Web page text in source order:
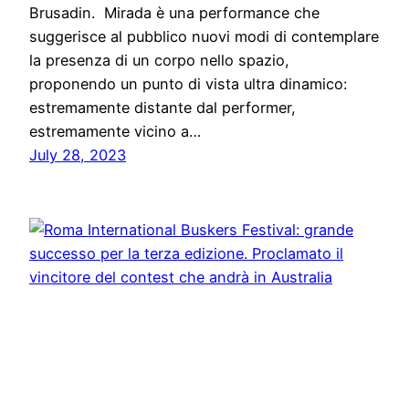
Brusadin. Mirada è una performance che
suggerisce al pubblico nuovi modi di contemplare
la presenza di un corpo nello spazio,
proponendo un punto di vista ultra dinamico:
estremamente distante dal performer,
estremamente vicino a…
July 28, 2023